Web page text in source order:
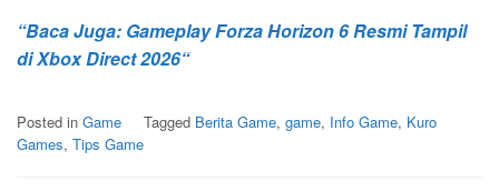
“Baca Juga: Gameplay Forza Horizon 6 Resmi Tampil
di Xbox Direct 2026“
Posted in Game Tagged Berita Game, game, Info Game, Kuro
Games, Tips Game